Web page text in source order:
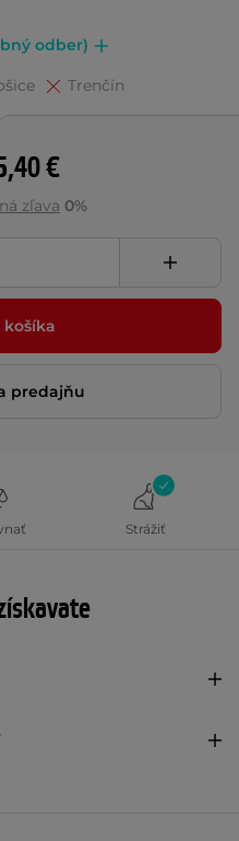
odber)
Trenčín
€
zľava 0%
košíka
predajňu
Strážiť